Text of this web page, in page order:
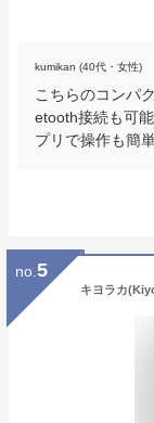
kumikan (40代・女性)
こちらのコンパ
etooth接続も可
プリで操作も簡
no. 5
キヨラカ